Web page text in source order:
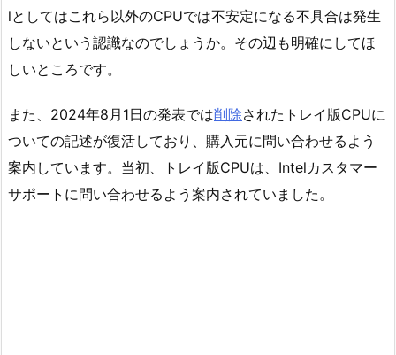
lとしてはこれら以外のCPUでは不安定になる不具合は発生
しないという認識なのでしょうか。その辺も明確にしてほ
しいところです。
また、2024年8月1日の発表では削除されたトレイ版CPUに
ついての記述が復活しており、購入元に問い合わせるよう
案内しています。当初、トレイ版CPUは、Intelカスタマー
サポートに問い合わせるよう案内されていました。